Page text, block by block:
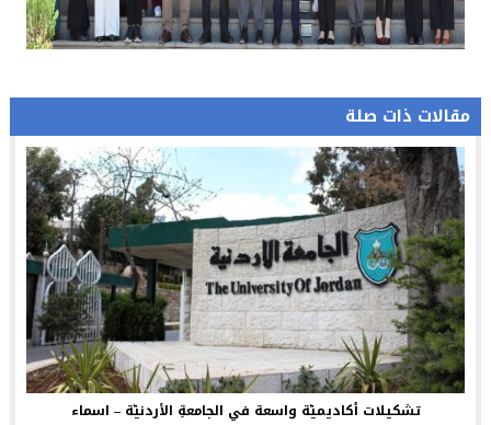
مقالات ذات صلة
تشكيلات أكاديميّة واسعة في الجامعةِ الأردنيّة – اسماء